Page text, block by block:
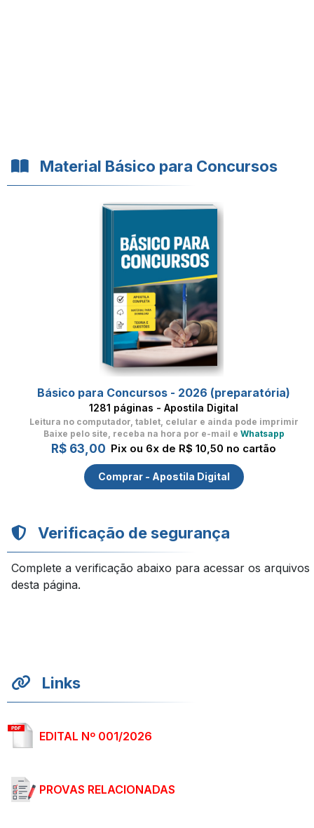
Material Básico para Concursos
Básico para Concursos - 2026 (preparatória)
1281 páginas - Apostila Digital
Leitura no computador, tablet, celular e ainda pode imprimir
Baixe pelo site, receba na hora por e-mail e Whatsapp
R$ 63,00 Pix ou 6x de R$ 10,50 no cartão
Comprar - Apostila Digital
Verificação de segurança
Complete a verificação abaixo para acessar os arquivos
desta página.
Links
EDITAL Nº 001/2026
PROVAS RELACIONADAS